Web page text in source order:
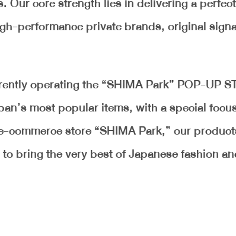
performance private brands, original
operating the “SHIMA Park” POP-UP
most popular items, with a special
store “SHIMA Park,” our
bring the very best of Japanese fashion